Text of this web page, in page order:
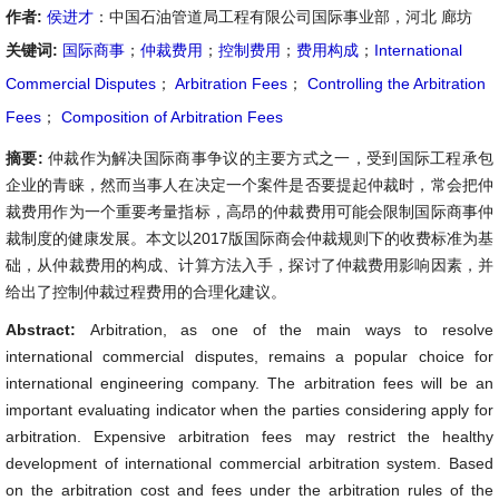
作者: 侯进才 ：中国石油管道局工程有限公司国际事业部，河北 廊坊
关键词: 国际商事 ； 仲裁费用 ； 控制费用 ； 费用构成 ； International
Commercial Disputes ； Arbitration Fees ；
Controlling the Arbitration
Fees ； Composition of Arbitration Fees
摘要: 仲裁作为解决国际商事争议的主要方式之一，受到国际工程承包
企业的青睐，然而当事人在决定一个案件是否要提起仲裁时，常会把仲
裁费用作为一个重要考量指标，高昂的仲裁费用可能会限制国际商事仲
裁制度的健康发展。本文以2017版国际商会仲裁规则下的收费标准为基
础，从仲裁费用的构成、计算方法入手，探讨了仲裁费用影响因素，并
给出了控制仲裁过程费用的合理化建议。
Abstract: Arbitration, as one of the main ways to resolve
international commercial disputes, remains a popular choice for
international engineering company. The arbitration fees will be an
important evaluating indicator when the parties considering apply for
arbitration. Expensive arbitration fees may restrict the healthy
development of international commercial arbitration system. Based
on the arbitration cost and fees under the arbitration rules of the